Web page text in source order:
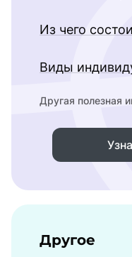
Из чего
Виды
Другая полезная
Другое